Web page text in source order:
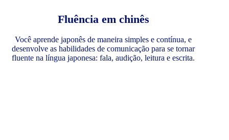
Fluência em chinês
Você aprende japonês de maneira simples e contínua, e
desenvolve as habilidades de comunicação para se tornar
fluente na língua japonesa: fala, audição, leitura e escrita.